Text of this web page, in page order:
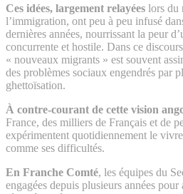
Ces idées, largement relayées lors du
l’immigration, ont peu à peu infusé
dernières années, nourrissant la peur
concurrente et hostile. Dans ce
« nouveaux migrants » est souvent
des problèmes sociaux engendrés par
ghettoïsation.
À contre-courant de cette vision
France, des milliers de Français et de
expérimentent quotidiennement le
comme ses difficultés.
En Franche Comté, les équipes du
engagées depuis plusieurs années